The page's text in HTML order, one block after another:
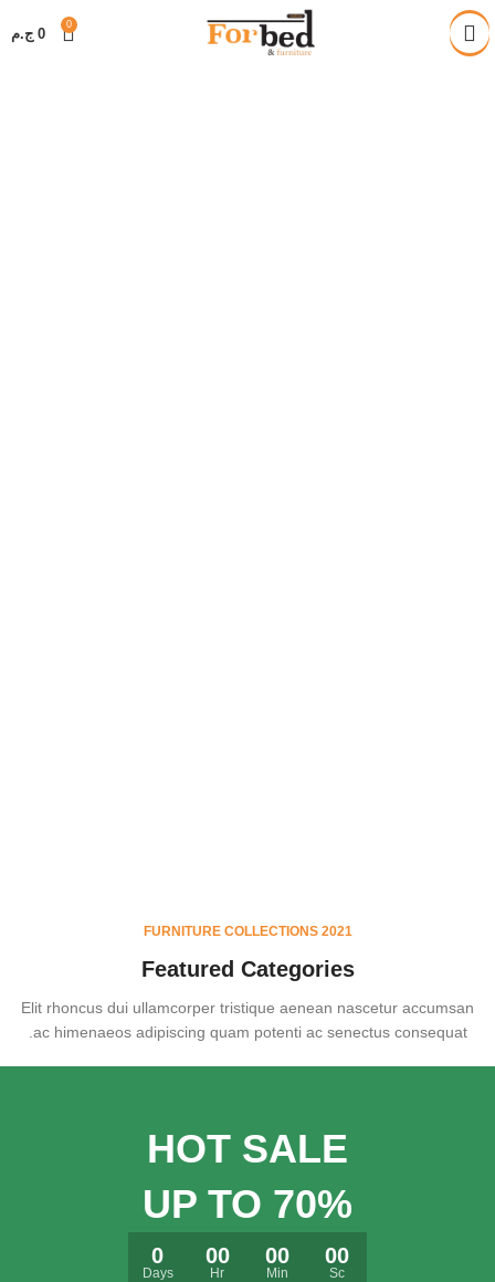
0
0 ج.م
FURNITURE COLLECTIONS 2021
Featured Categories
Elit rhoncus dui ullamcorper tristique aenean nascetur accumsan
ac himenaeos adipiscing quam potenti ac senectus consequat.
HOT SALE
UP TO 70%
0
Days
00
Hr
00
Min
00
Sc
خصم 28% على جميع المنتجات